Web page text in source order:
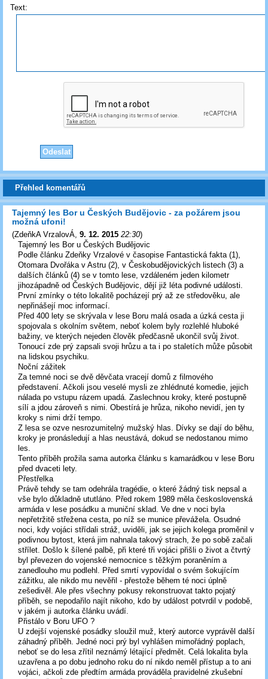
Text:
Přehled komentářů
Tajemný les Bor u Českých Budějovic - za požárem jsou
možná ufoni!
(ZdeňkA VrzalovÁ 9. 12. 2015 22:30)
Tajemný les Bor u Českých Budějovic
Podle článku Zdeňky Vrzalové v časopise Fantastická fakta (1),
Otomara Dvořáka v Astru (2), v Českobudějovických listech (3) a
dalších článků (4) se v tomto lese, vzdáleném jeden kilometr
jihozápadně od Českých Budějovic, dějí již léta podivné události.
První zmínky o této lokalitě pocházejí prý až ze středověku, ale
nepřinášejí moc informací.
Před 400 lety se skrývala v lese Boru malá osada a úzká cesta ji
spojovala s okolním světem, neboť kolem byly rozlehlé hluboké
bažiny, ve kterých nejeden člověk předčasně ukončil svůj život.
Tonoucí zde prý zapsali svoji hrůzu a ta i po staletích může působit
na lidskou psychiku.
Noční zážitek
Za temné noci se dvě děvčata vracejí domů z filmového
představení. Ačkoli jsou veselé mysli ze zhlédnuté komedie, jejich
nálada po vstupu rázem upadá. Zaslechnou kroky, které postupně
sílí a jdou zároveň s nimi. Obestírá je hrůza, nikoho nevidí, jen ty
kroky s nimi drží tempo.
Z lesa se ozve nesrozumitelný mužský hlas. Dívky se dají do běhu,
kroky je pronásledují a hlas neustává, dokud se nedostanou mimo
les.
Tento příběh prožila sama autorka článku s kamarádkou v lese Boru
před dvaceti lety.
Přestřelka
Právě tehdy se tam odehrála tragédie, o které žádný tisk nepsal a
vše bylo důkladně ututláno. Před rokem 1989 měla československá
armáda v lese posádku a muniční sklad. Ve dne v noci byla
nepřetržitě střežena cesta, po níž se munice převážela. Osudné
noci, kdy vojáci střídali stráž, uviděli, jak se jejich kolega proměnil v
podivnou bytost, která jim nahnala takový strach, že po sobě začali
střílet. Došlo k šílené palbě, při které tři vojáci přišli o život a čtvrtý
byl převezen do vojenské nemocnice s těžkým poraněním a
zanedlouho mu podlehl. Před smrtí vypovídal o svém šokujícím
zážitku, ale nikdo mu nevěřil - přestože během té noci úplně
zešedivěl. Ale přes všechny pokusy rekonstruovat takto pojatý
příběh, se nepodařilo najít nikoho, kdo by událost potvrdil v podobě,
v jakém ji autorka článku uvádí.
Přistálo v Boru UFO ?
U zdejší vojenské posádky sloužil muž, který autorce vyprávěl další
záhadný příběh. Jedné noci prý byl vyhlášen mimořádný poplach,
neboť se do lesa zřítil neznámý létající předmět. Celá lokalita byla
uzavřena a po dobu jednoho roku do ní nikdo neměl přístup a to ani
vojáci, ačkoli zde předtím armáda prováděla pravidelné zkušební